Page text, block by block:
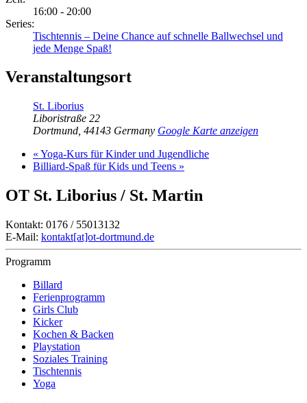
16:00 - 20:00
Series:
Tischtennis – Deine Chance auf schnelle Ballwechsel und
jede Menge Spaß!
Veranstaltungsort
St. Liborius
Liboristraße 22
Dortmund 44143 Germany Google Karte anzeigen
« Yoga-Kurs für Kinder und Jugendliche
Billiard-Spaß für Kids und Teens »
OT St. Liborius / St. Martin
Kontakt: 0176 / 55013132
E-Mail: kontakt[at]ot-dortmund.de
Programm
Billard
Ferienprogramm
Girls Club
Kicker
Kochen & Backen
Playstation
Soziales Training
Tischtennis
Yoga